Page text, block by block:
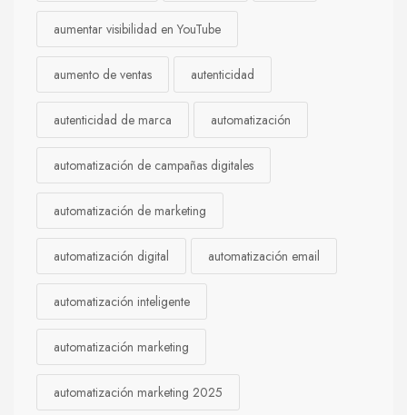
aumentar visibilidad en YouTube
aumento de ventas autenticidad
autenticidad de marca automatización
automatización de campañas digitales
automatización de marketing
automatización digital automatización email
automatización inteligente
automatización marketing
automatización marketing 2025